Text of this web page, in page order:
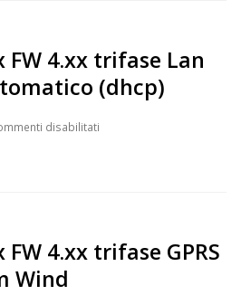
FW 4.xx trifase Lan
(dhcp)
disabilitati
FW 4.xx trifase GPRS
Wind